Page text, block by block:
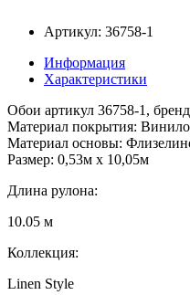
Артикул: 36758-1
Информация
Характеристики
Обои артикул 36758-1,
Материал покрытия:
Материал основы:
Размер: 0,53м x 10,05м
Длина рулона:
10.05 м
Коллекция:
Linen Style